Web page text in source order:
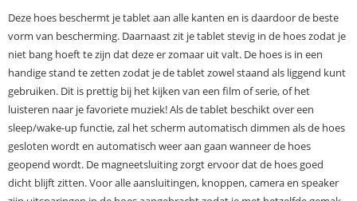
Deze hoes beschermt je tablet aan alle kanten en is daardoor de beste
vorm van bescherming. Daarnaast zit je tablet stevig in de hoes zodat je
niet bang hoeft te zijn dat deze er zomaar uit valt. De hoes is in een
handige stand te zetten zodat je de tablet zowel staand als liggend kunt
gebruiken. Dit is prettig bij het kijken van een film of serie, of het
luisteren naar je favoriete muziek! Als de tablet beschikt over een
sleep/wake-up functie, zal het scherm automatisch dimmen als de hoes
gesloten wordt en automatisch weer aan gaan wanneer de hoes
geopend wordt. De magneetsluiting zorgt ervoor dat de hoes goed
dicht blijft zitten. Voor alle aansluitingen, knoppen, camera en speaker